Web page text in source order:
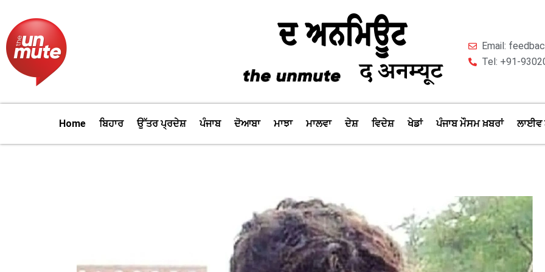
content
Email:
Tel: +91-
Home ਬਿਹਾਰ ਉੱਤਰ ਪ੍ਰਦੇਸ਼ ਪੰਜਾਬ ਦੋਆਬਾ ਮਾਝਾ ਮਾਲਵਾ ਦੇਸ਼ ਵਿਦੇਸ਼ ਖੇਡਾਂ ਪੰਜਾਬ ਮੌਸਮ ਖ਼ਬਰਾਂ ਲਾਈਵ